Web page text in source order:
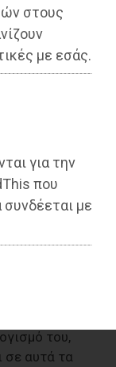
στους
με εσάς.
για την
που
συνδέεται με
που
χρόνια
όπως
του,
σε αυτά τα